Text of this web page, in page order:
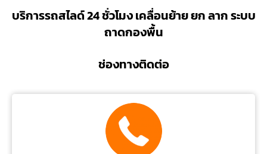
บริการรถสไลด์ 24 ชั่วโมง เคลื่อนย้าย ยก ลาก ระบบ
ถาดกองพื้น
ช่องทางติดต่อ